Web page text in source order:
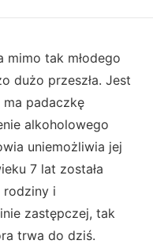
mimo tak młodego
dużo przeszła. Jest
padaczkę
alkoholowego
uniemożliwia jej
7 lat została
rodziny i
zastępczej, tak
trwa do dziś.